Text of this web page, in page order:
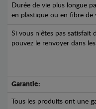
Durée de vie plus longue
en plastique ou en fibre de
Si vous n'êtes pas satisfait
pouvez le renvoyer dans
Garantie:
Tous les produits ont une